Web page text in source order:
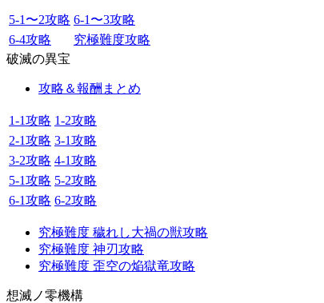
5-1〜2攻略 6-1〜3攻略
6-4攻略
究極難度攻略
破滅の異宝
攻略＆報酬まとめ
1-1攻略 1-2攻略
2-1攻略 3-1攻略
3-2攻略 4-1攻略
5-1攻略 5-2攻略
6-1攻略 6-2攻略
究極難度 穢れし大禍の獣攻略
究極難度 神刃攻略
究極難度 歪空の焔獄竜攻略
想滅ノ零機構